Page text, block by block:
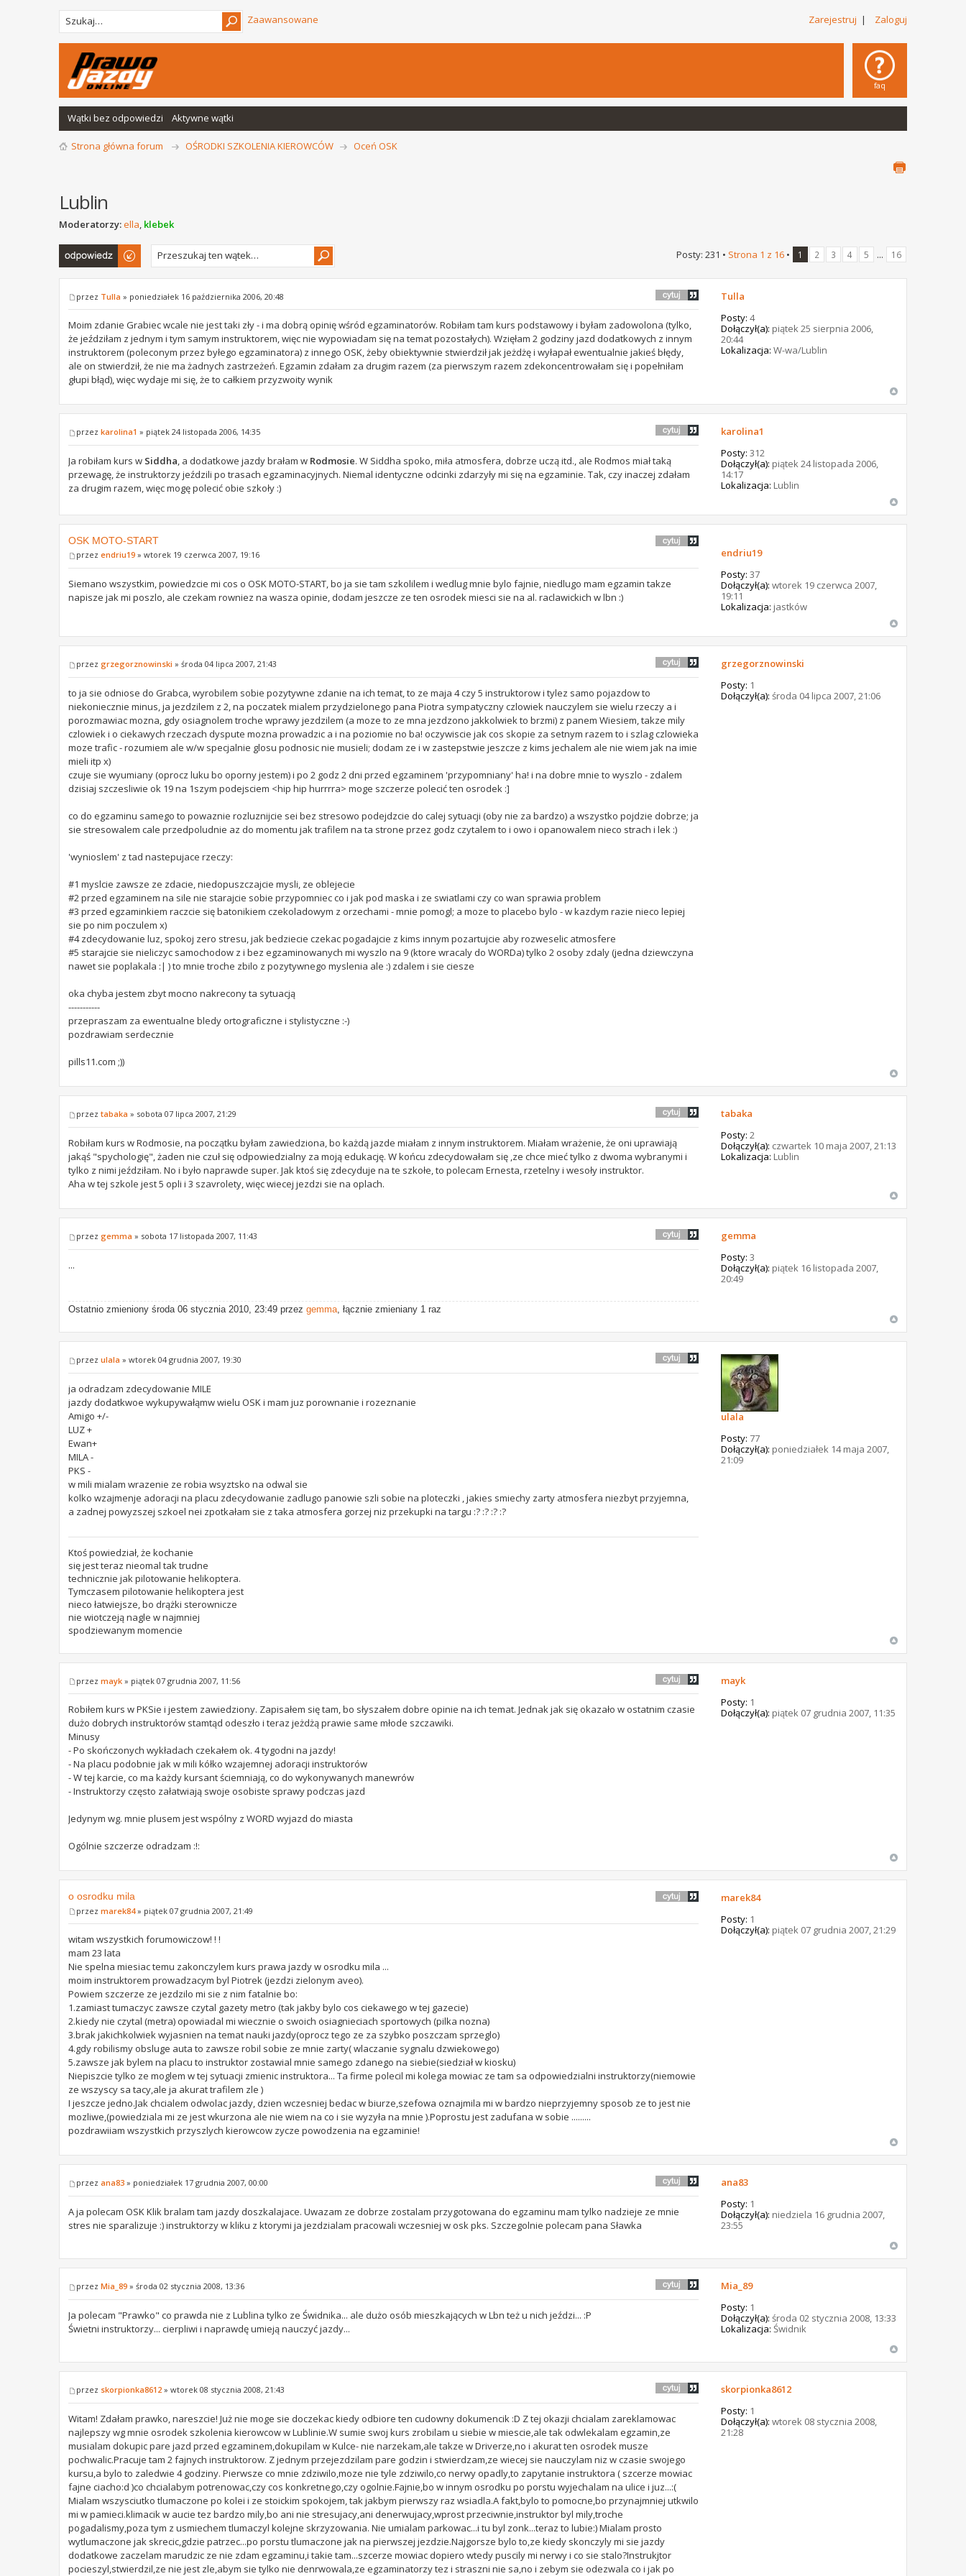
Zarejestruj | Zaloguj
Zaawansowane
faq
Wątki bez odpowiedzi Aktywne wątki
Strona główna forum OŚRODKI SZKOLENIA KIEROWCÓW Oceń OSK
Lublin
Moderatorzy:ella, klebek
Odpowiedz Posty: 231 • Strona 1 z 16 • 1 2 3 4 5 ... 16
przez Tulla » poniedziałek 16 października 2006, 20:48
Moim zdanie Grabiec wcale nie jest taki zły - i ma dobrą opinię wśród egzaminatorów. Robiłam tam kurs podstawowy i byłam zadowolona (tylko,
że jeździłam z jednym i tym samym instruktorem, więc nie wypowiadam się na temat pozostałych). Wzięłam 2 godziny jazd dodatkowych z innym
instruktorem (poleconym przez byłego egzaminatora) z innego OSK, żeby obiektywnie stwierdził jak jeżdżę i wyłapał ewentualnie jakieś błędy,
ale on stwierdził, że nie ma żadnych zastrzeżeń. Egzamin zdałam za drugim razem (za pierwszym razem zdekoncentrowałam się i popełniłam
głupi błąd), więc wydaje mi się, że to całkiem przyzwoity wynik
Tulla
Posty: 4
Dołączył(a): piątek 25 sierpnia 2006,
20:44
Lokalizacja: W-wa/Lublin
przez karolina1 » piątek 24 listopada 2006, 14:35
Ja robiłam kurs w Siddha, a dodatkowe jazdy brałam w Rodmosie. W Siddha spoko, miła atmosfera, dobrze uczą itd., ale Rodmos miał taką
przewagę, że instruktorzy jeździli po trasach egzaminacyjnych. Niemal identyczne odcinki zdarzyły mi się na egzaminie. Tak, czy inaczej zdałam
za drugim razem, więc mogę polecić obie szkoły :)
karolina1
Posty: 312
Dołączył(a): piątek 24 listopada 2006,
14:17
Lokalizacja: Lublin
OSK MOTO-START
przez endriu19 » wtorek 19 czerwca 2007, 19:16
Siemano wszystkim, powiedzcie mi cos o OSK MOTO-START, bo ja sie tam szkolilem i wedlug mnie bylo fajnie, niedlugo mam egzamin takze
napisze jak mi poszlo, ale czekam rowniez na wasza opinie, dodam jeszcze ze ten osrodek miesci sie na al. raclawickich w lbn :)
endriu19
Posty: 37
Dołączył(a): wtorek 19 czerwca 2007,
19:11
Lokalizacja: jastków
przez grzegorznowinski » środa 04 lipca 2007, 21:43
to ja sie odniose do Grabca, wyrobilem sobie pozytywne zdanie na ich temat, to ze maja 4 czy 5 instruktorow i tylez samo pojazdow to
niekoniecznie minus, ja jezdzilem z 2, na poczatek mialem przydzielonego pana Piotra sympatyczny czlowiek nauczylem sie wielu rzeczy a i
porozmawiac mozna, gdy osiagnolem troche wprawy jezdzilem (a moze to ze mna jezdzono jakkolwiek to brzmi) z panem Wiesiem, takze mily
czlowiek i o ciekawych rzeczach dyspute mozna prowadzic a i na poziomie no ba! oczywiscie jak cos skopie za setnym razem to i szlag czlowieka
moze trafic - rozumiem ale w/w specjalnie glosu podnosic nie musieli; dodam ze i w zastepstwie jeszcze z kims jechalem ale nie wiem jak na imie
mieli itp x)
czuje sie wyumiany (oprocz luku bo oporny jestem) i po 2 godz 2 dni przed egzaminem 'przypomniany' ha! i na dobre mnie to wyszlo - zdalem
dzisiaj szczesliwie ok 19 na 1szym podejsciem <hip hip hurrrra> moge szczerze polecić ten osrodek :]
co do egzaminu samego to powaznie rozluznijcie sei bez stresowo podejdzcie do calej sytuacji (oby nie za bardzo) a wszystko pojdzie dobrze; ja
sie stresowalem cale przedpoludnie az do momentu jak trafilem na ta strone przez godz czytalem to i owo i opanowalem nieco strach i lek :)
'wynioslem' z tad nastepujace rzeczy:
#1 myslcie zawsze ze zdacie, niedopuszczajcie mysli, ze oblejecie
#2 przed egzaminem na sile nie starajcie sobie przypomniec co i jak pod maska i ze swiatlami czy co wan sprawia problem
#3 przed egzaminkiem raczcie się batonikiem czekoladowym z orzechami - mnie pomogl; a moze to placebo bylo - w kazdym razie nieco lepiej
sie po nim poczulem x)
#4 zdecydowanie luz, spokoj zero stresu, jak bedziecie czekac pogadajcie z kims innym pozartujcie aby rozweselic atmosfere
#5 starajcie sie nieliczyc samochodow z i bez egzaminowanych mi wyszlo na 9 (ktore wracaly do WORDa) tylko 2 osoby zdaly (jedna dziewczyna
nawet sie poplakala :| ) to mnie troche zbilo z pozytywnego myslenia ale :) zdalem i sie ciesze
oka chyba jestem zbyt mocno nakrecony ta sytuacją
-----------
przepraszam za ewentualne bledy ortograficzne i stylistyczne :-)
pozdrawiam serdecznie
pills11.com ;))
grzegorznowinski
Posty: 1
Dołączył(a): środa 04 lipca 2007, 21:06
przez tabaka » sobota 07 lipca 2007, 21:29
Robiłam kurs w Rodmosie, na początku byłam zawiedziona, bo każdą jazde miałam z innym instruktorem. Miałam wrażenie, że oni uprawiają
jakąś "spychologię", żaden nie czuł się odpowiedzialny za moją edukację. W końcu zdecydowałam się ,ze chce mieć tylko z dwoma wybranymi i
tylko z nimi jeździłam. No i było naprawde super. Jak ktoś się zdecyduje na te szkołe, to polecam Ernesta, rzetelny i wesoły instruktor.
Aha w tej szkole jest 5 opli i 3 szavrolety, więc wiecej jezdzi sie na oplach.
tabaka
Posty: 2
Dołączył(a): czwartek 10 maja 2007, 21:13
Lokalizacja: Lublin
przez gemma » sobota 17 listopada 2007, 11:43
...
Ostatnio zmieniony środa 06 stycznia 2010, 23:49 przez gemma , łącznie zmieniany 1 raz
gemma
Posty: 3
Dołączył(a): piątek 16 listopada 2007,
20:49
przez ulala » wtorek 04 grudnia 2007, 19:30
ja odradzam zdecydowanie MILE
jazdy dodatkwoe wykupywałąmw wielu OSK i mam juz porownanie i rozeznanie
Amigo +/-
LUZ +
Ewan+
MILA -
PKS -
w mili mialam wrazenie ze robia wsyztsko na odwal sie
kolko wzajmenje adoracji na placu zdecydowanie zadlugo panowie szli sobie na ploteczki , jakies smiechy zarty atmosfera niezbyt przyjemna,
a zadnej powyzszej szkoel nei zpotkałam sie z taka atmosfera gorzej niz przekupki na targu :? :? :? :?
Ktoś powiedział, że kochanie
się jest teraz nieomal tak trudne
technicznie jak pilotowanie helikoptera.
Tymczasem pilotowanie helikoptera jest
nieco łatwiejsze, bo drążki sterownicze
nie wiotczeją nagle w najmniej
spodziewanym momencie
ulala
Posty: 77
Dołączył(a): poniedziałek 14 maja 2007,
21:09
przez mayk » piątek 07 grudnia 2007, 11:56
Robiłem kurs w PKSie i jestem zawiedziony. Zapisałem się tam, bo słyszałem dobre opinie na ich temat. Jednak jak się okazało w ostatnim czasie
dużo dobrych instruktorów stamtąd odeszło i teraz jeżdżą prawie same młode szczawiki.
Minusy
- Po skończonych wykładach czekałem ok. 4 tygodni na jazdy!
- Na placu podobnie jak w mili kółko wzajemnej adoracji instruktorów
- W tej karcie, co ma każdy kursant ściemniają, co do wykonywanych manewrów
- Instruktorzy często załatwiają swoje osobiste sprawy podczas jazd
Jedynym wg. mnie plusem jest wspólny z WORD wyjazd do miasta
Ogólnie szczerze odradzam :!:
mayk
Posty: 1
Dołączył(a): piątek 07 grudnia 2007, 11:35
o osrodku mila
przez marek84» piątek 07 grudnia 2007, 21:49
witam wszystkich forumowiczow! ! !
mam 23 lata
Nie spelna miesiac temu zakonczylem kurs prawa jazdy w osrodku mila ...
moim instruktorem prowadzacym byl Piotrek (jezdzi zielonym aveo).
Powiem szczerze ze jezdzilo mi sie z nim fatalnie bo:
1.zamiast tumaczyc zawsze czytal gazety metro (tak jakby bylo cos ciekawego w tej gazecie)
2.kiedy nie czytal (metra) opowiadal mi wiecznie o swoich osiagnieciach sportowych (pilka nozna)
3.brak jakichkolwiek wyjasnien na temat nauki jazdy(oprocz tego ze za szybko poszczam sprzeglo)
4.gdy robilismy obsluge auta to zawsze robil sobie ze mnie zarty( wlaczanie sygnalu dzwiekowego)
5.zawsze jak bylem na placu to instruktor zostawial mnie samego zdanego na siebie(siedział w kiosku)
Niepiszcie tylko ze moglem w tej sytuacji zmienic instruktora... Ta firme polecil mi kolega mowiac ze tam sa odpowiedzialni instruktorzy(niemowie
ze wszyscy sa tacy,ale ja akurat trafilem zle )
I jeszcze jedno.Jak chcialem odwolac jazdy, dzien wczesniej bedac w biurze,szefowa oznajmila mi w bardzo nieprzyjemny sposob ze to jest nie
mozliwe,(powiedziala mi ze jest wkurzona ale nie wiem na co i sie wyzyła na mnie ).Poprostu jest zadufana w sobie .........
pozdrawiiam wszystkich przyszlych kierowcow zycze powodzenia na egzaminie!
marek84
Posty: 1
Dołączył(a): piątek 07 grudnia 2007, 21:29
przez ana83 » poniedziałek 17 grudnia 2007, 00:00
A ja polecam OSK Klik bralam tam jazdy doszkalajace. Uwazam ze dobrze zostalam przygotowana do egzaminu mam tylko nadzieje ze mnie
stres nie sparalizuje :) instruktorzy w kliku z ktorymi ja jezdzialam pracowali wczesniej w osk pks. Szczegolnie polecam pana Sławka
ana83
Posty: 1
Dołączył(a): niedziela 16 grudnia 2007,
23:55
przez Mia_89 » środa 02 stycznia 2008, 13:36
Ja polecam "Prawko" co prawda nie z Lublina tylko ze Świdnika... ale dużo osób mieszkających w Lbn też u nich jeździ... :P
Świetni instruktorzy... cierpliwi i naprawdę umieją nauczyć jazdy...
Mia_89
Posty: 1
Dołączył(a): środa 02 stycznia 2008, 13:33
Lokalizacja: Świdnik
przez skorpionka8612 » wtorek 08 stycznia 2008, 21:43
Witam! Zdałam prawko, nareszcie! Już nie moge sie doczekac kiedy odbiore ten cudowny dokumencik :D Z tej okazji chcialam zareklamowac
najlepszy wg mnie osrodek szkolenia kierowcow w Lublinie.W sumie swoj kurs zrobilam u siebie w miescie,ale tak odwlekalam egzamin,ze
musialam dokupic pare jazd przed egzaminem,dokupilam w Kulce- nie narzekam,ale takze w Driverze,no i akurat ten osrodek musze
pochwalic.Pracuje tam 2 fajnych instruktorow. Z jednym przejezdzilam pare godzin i stwierdzam,ze wiecej sie nauczylam niz w czasie swojego
kursu,a bylo to zaledwie 4 godziny. Pierwsze co mnie zdziwilo,moze nie tyle zdziwilo,co nerwy opadly,to zapytanie instruktora ( szcerze mowiac
fajne ciacho:d )co chcialabym potrenowac,czy cos konkretnego,czy ogolnie.Fajnie,bo w innym osrodku po porstu wyjechalam na ulice i juz...:(
Mialam wszysciutko tlumaczone po kolei i ze stoickim spokojem, tak jakbym pierwszy raz wsiadla.A fakt,bylo to pomocne,bo przynajmniej utkwilo
mi w pamieci.klimacik w aucie tez bardzo mily,bo ani nie stresujacy,ani denerwujacy,wprost przeciwnie,instruktor byl mily,troche
pogadalismy,poza tym z usmiechem tlumaczyl kolejne skrzyzowania. Nie umialam parkowac...i tu byl zonk...teraz to lubie:) Mialam prosto
wytlumaczone jak skrecic,gdzie patrzec...po porstu tlumaczone jak na pierwszej jezdzie.Najgorsze bylo to,ze kiedy skonczyly mi sie jazdy
dodatkowe zaczelam marudzic ze nie zdam egzaminu,i takie tam...szcerze mowiac dopiero wtedy puscily mi nerwy i co sie stalo?Instrukjtor
pocieszyl,stwierdzil,ze nie jest zle,abym sie tylko nie denrwowala,ze egzaminatorzy tez i straszni nie sa,no i zebym sie odezwala co i jak po
skorpionka8612
Posty: 1
Dołączył(a): wtorek 08 stycznia 2008,
21:28